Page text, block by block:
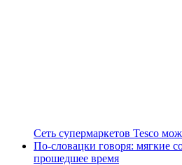
Сеть супермаркетов Tesco
По-словацки говоря: мягкие
прошедшее время